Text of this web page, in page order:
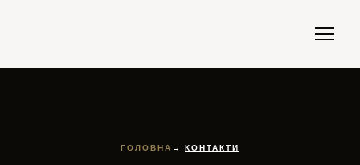
ГОЛОВНА → КОНТАКТИ